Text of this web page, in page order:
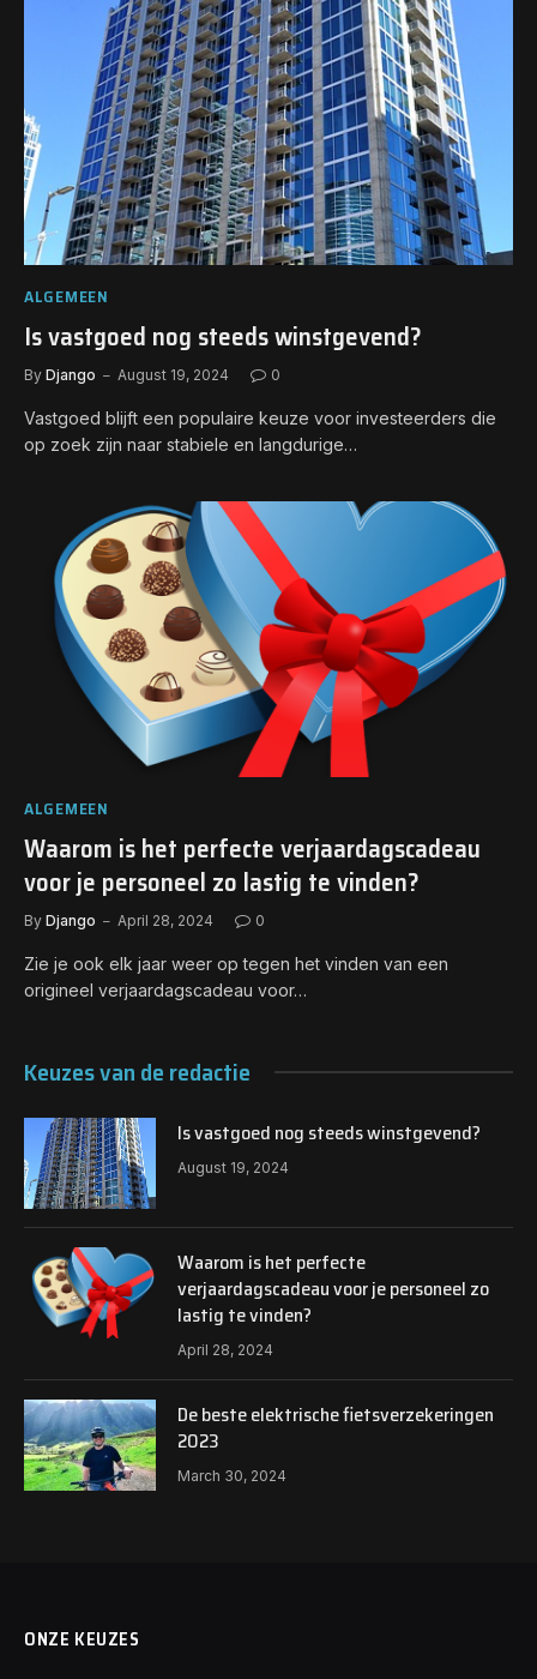
ALGEMEEN
Is vastgoed nog steeds winstgevend?
By Django August 19, 2024 0
Vastgoed blijft een populaire keuze voor investeerders die
op zoek zijn naar stabiele en langdurige…
ALGEMEEN
Waarom is het perfecte verjaardagscadeau
voor je personeel zo lastig te vinden?
By Django April 28, 2024 0
Zie je ook elk jaar weer op tegen het vinden van een
origineel verjaardagscadeau voor…
Keuzes van de redactie
Is vastgoed nog steeds winstgevend?
August 19, 2024
Waarom is het perfecte
verjaardagscadeau voor je personeel zo
lastig te vinden?
April 28, 2024
De beste elektrische fietsverzekeringen
2023
March 30, 2024
ONZE KEUZES